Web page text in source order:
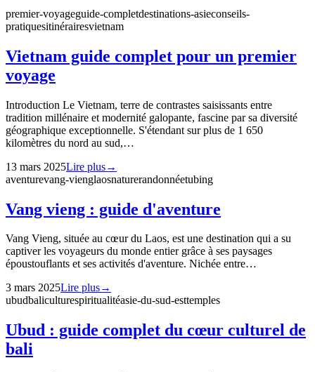
premier-voyageguide-completdestinations-asieconseils-
pratiquesitinérairesvietnam
Vietnam guide complet pour un premier
voyage
Introduction Le Vietnam, terre de contrastes saisissants entre
tradition millénaire et modernité galopante, fascine par sa diversité
géographique exceptionnelle. S'étendant sur plus de 1 650
kilomètres du nord au sud,…
13 mars 2025Lire plus→
aventurevang-vienglaosnaturerandonnéetubing
Vang vieng : guide d'aventure
Vang Vieng, située au cœur du Laos, est une destination qui a su
captiver les voyageurs du monde entier grâce à ses paysages
époustouflants et ses activités d'aventure. Nichée entre…
3 mars 2025Lire plus→
ubudbaliculturespiritualitéasie-du-sud-esttemples
Ubud : guide complet du cœur culturel de
bali